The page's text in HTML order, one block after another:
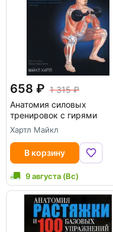
658
1 315
Анатомия силовых
тренировок с гирями
Хартл Майкл
В корзину
9 августа (Вс)